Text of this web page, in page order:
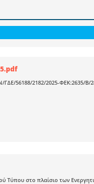
56188/2182/2025-ΦΕΚ:2635/Β/
Τύπου στο πλαίσιο των